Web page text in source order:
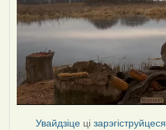
Увайдзіце цізарэгіструйцеся